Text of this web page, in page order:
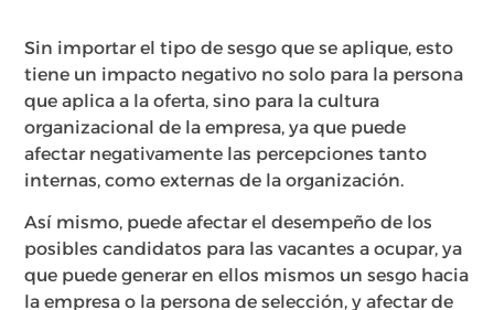
Sin importar el tipo de sesgo que se aplique, esto
tiene un impacto negativo no solo para la persona
que aplica a la oferta, sino para la cultura
organizacional de la empresa, ya que puede
afectar negativamente las percepciones tanto
internas, como externas de la organización.
Así mismo, puede afectar el desempeño de los
posibles candidatos para las vacantes a ocupar, ya
que puede generar en ellos mismos un sesgo hacia
la empresa o la persona de selección, y afectar de